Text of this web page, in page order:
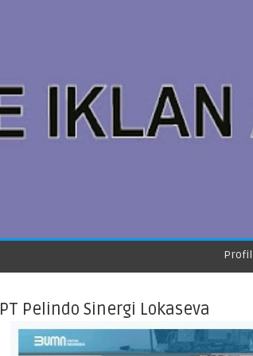
PT Pelindo Sinergi Lokaseva